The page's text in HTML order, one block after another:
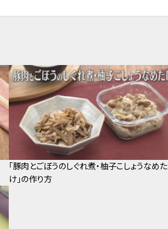
「豚肉とごぼうのしぐれ煮・柚子こしょうなめた
け」の作り方